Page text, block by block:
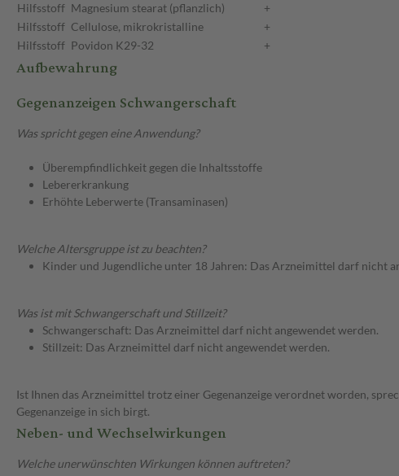
Hilfsstoff Magnesium stearat (pflanzlich)
+
Hilfsstoff Cellulose, mikrokristalline
+
Hilfsstoff Povidon K29-32 +
Aufbewahrung
Gegenanzeigen Schwangerschaft
Was spricht gegen eine Anwendung?
Überempfindlichkeit gegen die Inhaltsstoffe
Lebererkrankung
Erhöhte Leberwerte (Transaminasen)
Welche Altersgruppe ist zu beachten?
Kinder und Jugendliche unter 18 Jahren: Das Arzneimittel darf nicht
Was ist mit Schwangerschaft und Stillzeit?
Schwangerschaft: Das Arzneimittel darf nicht angewendet werden.
Stillzeit: Das Arzneimittel darf nicht angewendet werden.
Ist Ihnen das Arzneimittel trotz einer Gegenanzeige verordnet worden,
Gegenanzeige in sich birgt.
Neben- und Wechselwirkungen
Welche unerwünschten Wirkungen können auftreten?